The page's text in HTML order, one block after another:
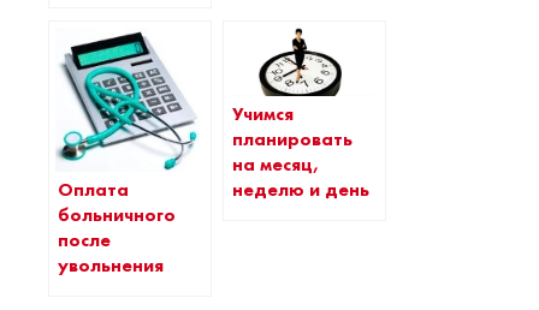
Оплата
больничного
после
увольнения
Учимся
планировать
на месяц,
неделю и день